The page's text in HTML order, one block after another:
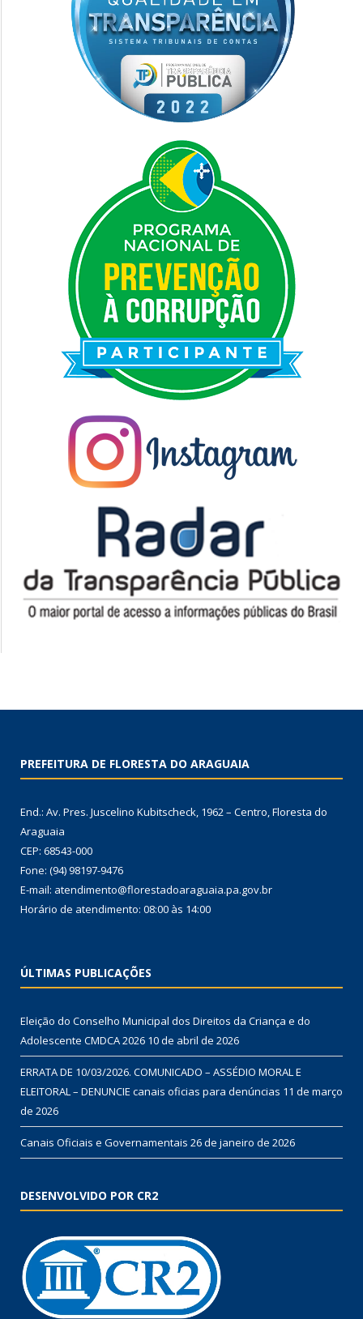
PREFEITURA DE FLORESTA DO ARAGUAIA
End.: Av. Pres. Juscelino Kubitscheck, 1962 – Centro, Floresta do
Araguaia
CEP: 68543-000
Fone: (94) 98197-9476
E-mail: atendimento@florestadoaraguaia.pa.gov.br
Horário de atendimento: 08:00 às 14:00
ÚLTIMAS PUBLICAÇÕES
Eleição do Conselho Municipal dos Direitos da Criança e do
Adolescente CMDCA 2026 10 de abril de 2026
ERRATA DE 10/03/2026. COMUNICADO – ASSÉDIO MORAL E
ELEITORAL – DENUNCIE canais oficias para denúncias 11 de março
de 2026
Canais Oficiais e Governamentais 26 de janeiro de 2026
DESENVOLVIDO POR CR2